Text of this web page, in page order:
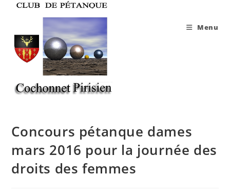
Menu
Concours pétanque dames
mars 2016 pour la journée des
droits des femmes